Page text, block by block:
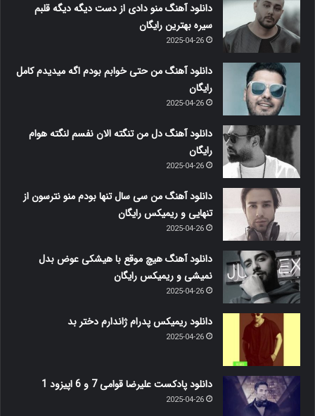
دانلود آهنگ منو دادی از دست دیگه دیگه قلبم
سیره بهترین رایگان
2025-04-26
دانلود آهنگ من حتی خوابم بودم اگه میدیدم کامل
رایگان
2025-04-26
دانلود آهنگ دل من تنگته الان نفسم لنگته هوام
رایگان
2025-04-26
دانلود آهنگ من سی سال تنها بودم منو نترسون از
تنهایی و ریمیکس رایگان
2025-04-26
دانلود آهنگ هیچ موقع با هیشکی عوض بدل
نمیشی و ریمیکس رایگان
2025-04-26
دانلود ریمیکس پدرام ژاندارم دختر بد
2025-04-26
دانلود پادکست علیرضا قوامی 7 و 6 اپیزود 1
2025-04-26